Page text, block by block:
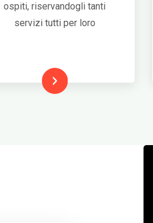
ospiti, riservandogli tanti
servizi tutti per loro
Leggi